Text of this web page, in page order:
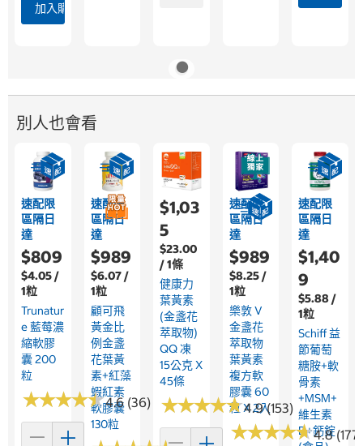
加入購物車
別人也會看
速配限
區隔日
達
$809
$4.05 /
1粒
Trunatur
E 藍莓濃
縮軟膠
囊 200
粒
★★★★★
★★★★★4.6 (36)
速配限
區隔日
達
$989
$6.07 /
1粒
顧可飛
黃金比
例金盞
花葉黃
素+紅藻
蝦紅素
軟膠囊
130粒
$1,03
5
$23.00
/ 1條
健康力
葉黃素
(金盞花
萃取物)
QQ 凍
15公克 X
45條
★★★★★
★★★★★4.9 (153)
速配限
區隔日
達
$989
$8.25 /
1粒
樂敦 V
金盞花
萃取物
葉黃素
複方軟
膠囊 60
粒 X 2入
★★★★★
★★★★★4.8
速配限
區隔日
達
$1,40
9
$5.88 /
1粒
Schiff 益
節葡萄
糖胺+軟
骨素
+MSM+
維生素
D+鈣錠